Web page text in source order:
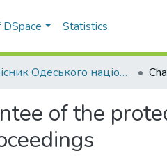
Statistics
Вісник Одеського національного університету. Правознавство
of the